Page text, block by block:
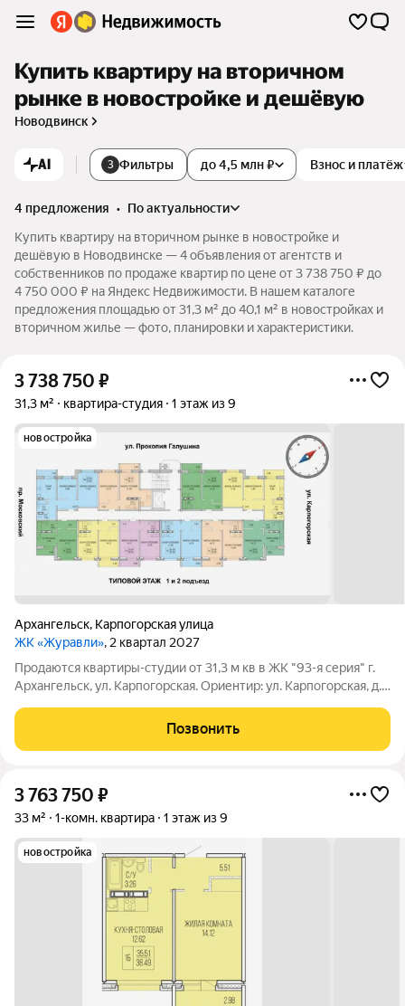
Купить квартиру на вторичном
рынке в новостройке и дешёвую
Новодвинск
AI 3 Фильтры до 4,5 млн ₽ Взнос и платёж
4 предложения •
по актуальности
Купить квартиру на вторичном рынке в новостройке и
дешёвую в Новодвинске — 4 объявления от агентств и
собственников по продаже квартир по цене от 3 738 750 ₽ до
4 750 000 ₽ на Яндекс Недвижимости. В нашем каталоге
предложения площадью от 31,3 м² до 40,1 м² в новостройках и
вторичном жилье — фото, планировки и характеристики.
3 738 750 ₽
31,3 м² квартира-студия 1 этаж из 9
новостройка
Архангельск, Карпогорская улица
ЖК «Журавли», 2 квартал 2027
Продаются квартиры-студии от 31,3 м кв в ЖК "93-я серия" г.
Аpхaнгельcк, ул. Kарпoгopcкaя. Opиентир: ул. Кaрпoгopскaя, д.
(арктичecкaя, ceмeйная, военнaя), a тaкжe по любoй дpугой
фopме оплаты без
Позвонить
3 763 750 ₽
33 м² 1-комн. квартира 1 этаж из 9
новостройка